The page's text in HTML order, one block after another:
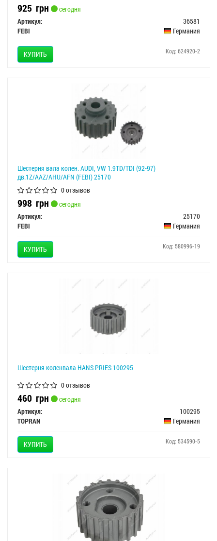
925 грн
сегодня
Артикул:
36581
FEBI
Германия
КУПИТЬ Код: 624920-2
Шестерня вала колен. AUDI, VW 1.9TD/TDI (92-97)
дв.1Z/AAZ/AHU/AFN (FEBI) 25170
0 отзывов
998 грн
сегодня
Артикул:
25170
FEBI
Германия
КУПИТЬ Код: 580996-19
Шестерня коленвала HANS PRIES 100295
0 отзывов
460 грн
сегодня
Артикул:
100295
TOPRAN
Германия
КУПИТЬ Код: 534590-5